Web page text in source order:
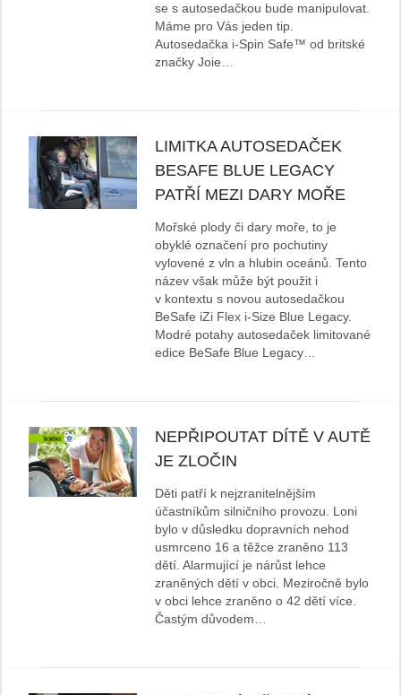
se s autosedačkou bude manipulovat.
Máme pro Vás jeden tip.
Autosedačka i-Spin Safe™ od britské
značky Joie…
LIMITKA AUTOSEDAČEK
BESAFE BLUE LEGACY
PATŘÍ MEZI DARY MOŘE
Mořské plody či dary moře, to je
obyklé označení pro pochutiny
vylovené z vln a hlubin oceánů. Tento
název však může být použit i
v kontextu s novou autosedačkou
BeSafe iZi Flex i-Size Blue Legacy.
Modré potahy autosedaček limitované
edice BeSafe Blue Legacy…
NEPŘIPOUTAT DÍTĚ V AUTĚ
JE ZLOČIN
Děti patří k nejzranitelnějším
účastníkům silničního provozu. Loni
bylo v důsledku dopravních nehod
usmrceno 16 a těžce zraněno 113
dětí. Alarmující je nárůst lehce
zraněných dětí v obci. Meziročně bylo
v obci lehce zraněno o 42 dětí více.
Častým důvodem…